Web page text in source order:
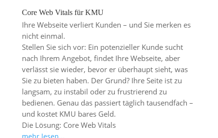
Core Web Vitals für KMU
Ihre Webseite verliert Kunden – und Sie merken es
nicht einmal.
Stellen Sie sich vor: Ein potenzieller Kunde sucht
nach Ihrem Angebot, findet Ihre Webseite, aber
verlässt sie wieder, bevor er überhaupt sieht, was
Sie zu bieten haben. Der Grund? Ihre Seite ist zu
langsam, zu instabil oder zu frustrierend zu
bedienen. Genau das passiert täglich tausendfach –
und kostet KMU bares Geld.
Die Lösung: Core Web Vitals